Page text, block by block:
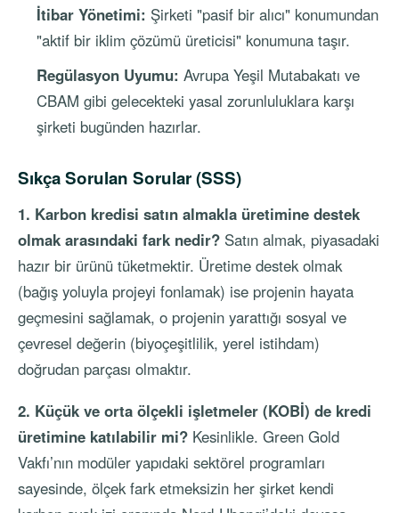
İtibar Yönetimi: Şirketi "pasif bir alıcı" konumundan
"aktif bir iklim çözümü üreticisi" konumuna taşır.
Regülasyon Uyumu: Avrupa Yeşil Mutabakatı ve
CBAM gibi gelecekteki yasal zorunluluklara karşı
şirketi bugünden hazırlar.
Sıkça Sorulan Sorular (SSS)
1. Karbon kredisi satın almakla üretimine destek
olmak arasındaki fark nedir? Satın almak, piyasadaki
hazır bir ürünü tüketmektir. Üretime destek olmak
(bağış yoluyla projeyi fonlamak) ise projenin hayata
geçmesini sağlamak, o projenin yarattığı sosyal ve
çevresel değerin (biyoçeşitlilik, yerel istihdam)
doğrudan parçası olmaktır.
2. Küçük ve orta ölçekli işletmeler (KOBİ) de kredi
üretimine katılabilir mi? Kesinlikle. Green Gold
Vakfı’nın modüler yapıdaki sektörel programları
sayesinde, ölçek fark etmeksizin her şirket kendi